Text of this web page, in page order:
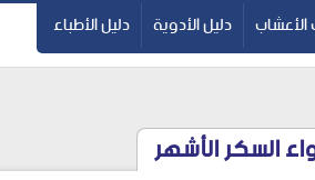
دليل الأدوية دليل الأطباء
السكر الأشهر